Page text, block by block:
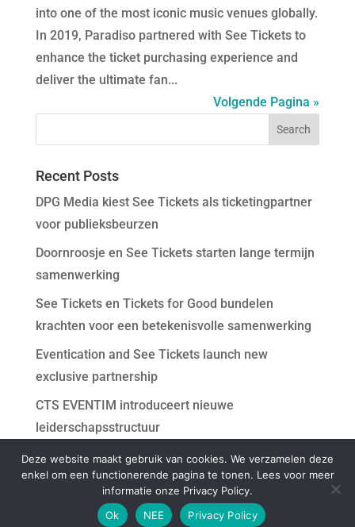
into one of the most iconic music venues globally.
In 2019, Paradiso partnered with See Tickets to
enhance the ticket purchasing experience and
deliver the ultimate fan...
Volgende Pagina »
Recent Posts
DPG Media kiest See Tickets als ticketingpartner
voor publieksbeurzen
Doornroosje en See Tickets starten lange termijn
samenwerking
See Tickets en Tickets for Good bundelen
krachten voor een betekenisvolle samenwerking
Eventication and See Tickets launch new
exclusive partnership
CTS EVENTIM introduceert nieuwe
leiderschapsstructuur
Recent Comments
Deze website maakt gebruik van cookies. We verzamelen deze
enkel om een functionerende pagina te tonen. Lees voor meer
informatie onze Privacy Policy.
Ok
NEE Privacy Policy